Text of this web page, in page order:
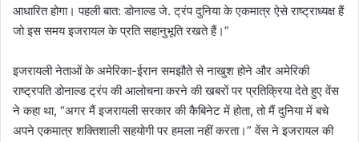
आधारित होगा। पहली बात: डोनाल्ड जे. ट्रंप दुनिया के एकमात्र ऐसे राष्ट्राध्यक्ष हैं
जो इस समय इजरायल के प्रति सहानुभूति रखते हैं।”
इजरायली नेताओं के अमेरिका-ईरान समझौते से नाखुश होने और अमेरिकी
राष्ट्रपति डोनाल्ड ट्रंप की आलोचना करने की खबरों पर प्रतिक्रिया देते हुए वेंस
ने कहा था, “अगर मैं इजरायली सरकार की कैबिनेट में होता, तो मैं दुनिया में बचे
अपने एकमात्र शक्तिशाली सहयोगी पर हमला नहीं करता।” वेंस ने इजरायल की